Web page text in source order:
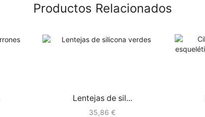
Productos Relacionados
Lentejas de sil...
35,86€